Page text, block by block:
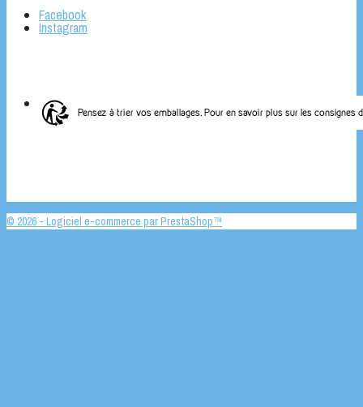
Facebook
Instagram
© 2026 - Logiciel e-commerce par PrestaShop™